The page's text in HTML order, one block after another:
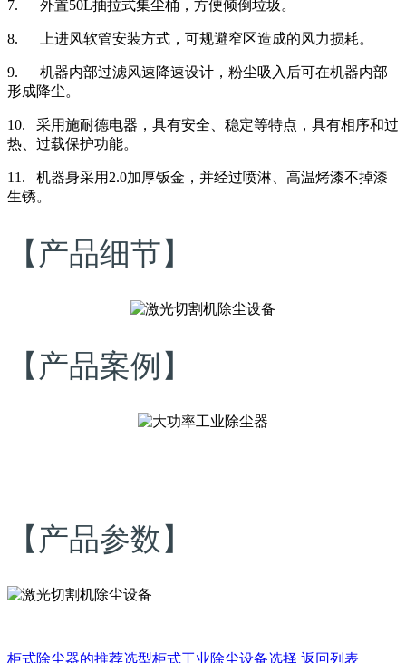
7. 外置50L抽拉式集尘桶，方便倾倒垃圾。
8. 上进风软管安装方式 ， 可规避窄区造成的风力损耗。
9.
机器内部过滤风速降速设计，粉尘吸入后可在机器内部
形成降尘。
10.
采用施耐德电器，具有安全、稳定等特点，具有相序和过
热、过载保护功能。
11. 机器身采用2.0加厚钣金，并经过喷淋、高温烤漆不掉漆
生锈。
【产品细节】
【产品案例】
【产品参数】
柜式除尘器的推荐选型柜式工业除尘设备选择 返回列表